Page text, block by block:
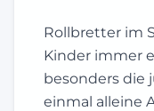
Rollbretter im
Kinder immer
besonders die
einmal alleine